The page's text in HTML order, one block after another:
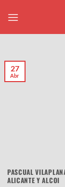
PASCUAL
ALICANTE Y ALCOI
27
Abr